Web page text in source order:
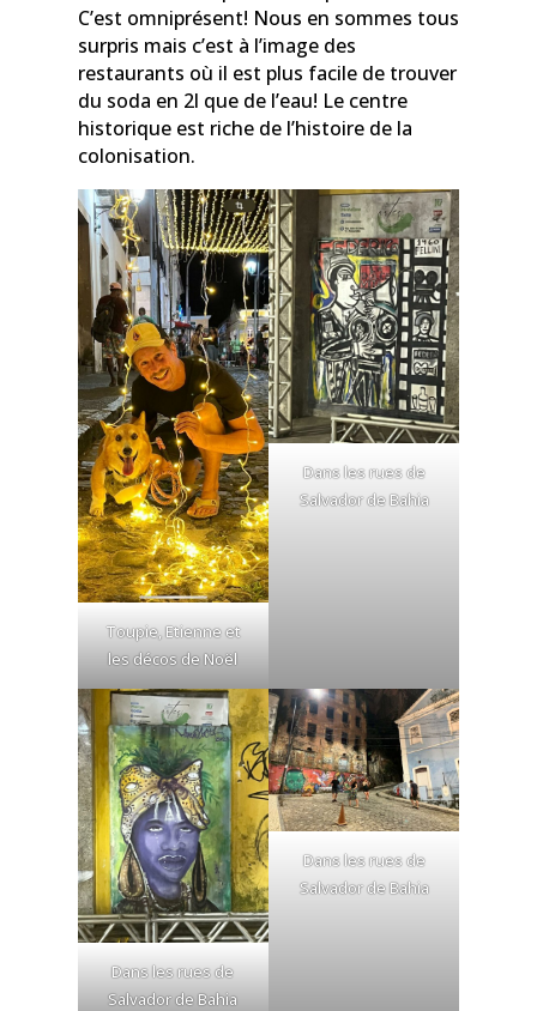
C’est omniprésent! Nous en sommes tous
surpris mais c’est à l’image des
restaurants où il est plus facile de trouver
du soda en 2l que de l’eau! Le centre
historique est riche de l’histoire de la
colonisation.
Toupie, Etienne et
les décos de Noël
Dans les rues de
Salvador de Bahia
Dans les rues de
Salvador de Bahia
Dans les rues de
Salvador de Bahia